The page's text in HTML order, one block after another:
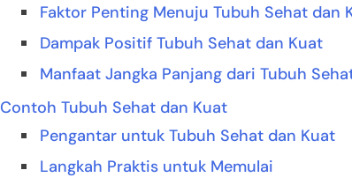
Faktor Penting Menuju Tubuh Sehat dan
Dampak Positif Tubuh Sehat dan Kuat
Manfaat Jangka Panjang dari Tubuh
Contoh Tubuh Sehat dan Kuat
Pengantar untuk Tubuh Sehat dan Kuat
Langkah Praktis untuk Memulai